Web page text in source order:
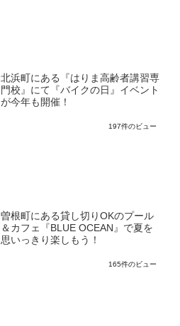
北浜町にある『はりま高齢者講習専
門校』にて『バイクの日』イベント
が今年も開催！
197件のビュー
曽根町にある貸し切りOKのプール
＆カフェ『BLUE OCEAN』で夏を
思いっきり楽しもう！
165件のビュー